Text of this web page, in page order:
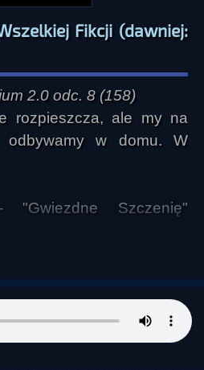
Fikcji (dawniej:
2.0 odc. 8 (158)
rozpieszcza, ale my na
odbywamy w domu. W
Szczenię"
00:43:04
Cielebiasiem - omówienie